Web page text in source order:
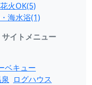
花火OK(5)
海水浴(1)
サイトメニュー
ベキュー
ログハウス